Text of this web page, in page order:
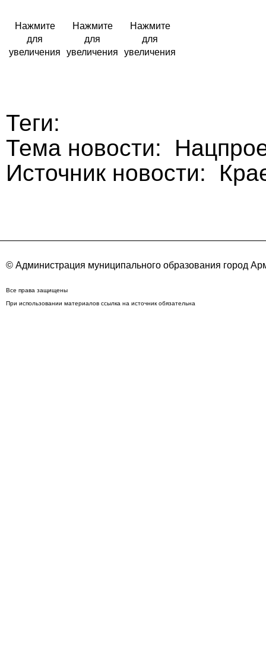
Нажмите
для
увеличения
Нажмите
для
увеличения
Нажмите
для
увеличения
Теги:
Тема новости:
Источник новости:
© Администрация муниципального образования город
Все права защищены
При использовании материалов ссылка на источник обязательна